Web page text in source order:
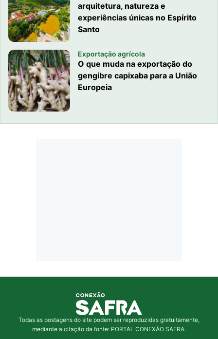
arquitetura, natureza e
experiências únicas no Espírito
Santo
Exportação agrícola
O que muda na exportação do
gengibre capixaba para a União
Europeia
Todas as postagens do site podem ser reproduzidas gratuitamente,
mediante a citação da fonte: PORTAL CONEXÃO SAFRA.